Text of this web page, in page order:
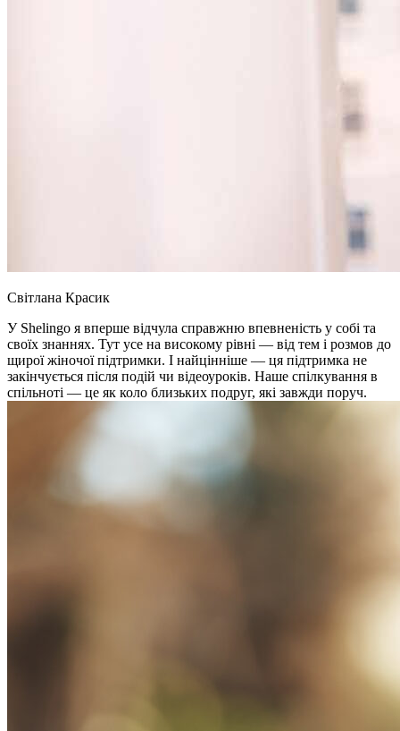
Світлана Красик
У Shelingo я вперше відчула справжню впевненість у собі та
своїх знаннях. Тут усе на високому рівні — від тем і розмов до
щирої жіночої підтримки. І найцінніше — ця підтримка не
закінчується після подій чи відеоуроків. Наше спілкування в
спільноті — це як коло близьких подруг, які завжди поруч.